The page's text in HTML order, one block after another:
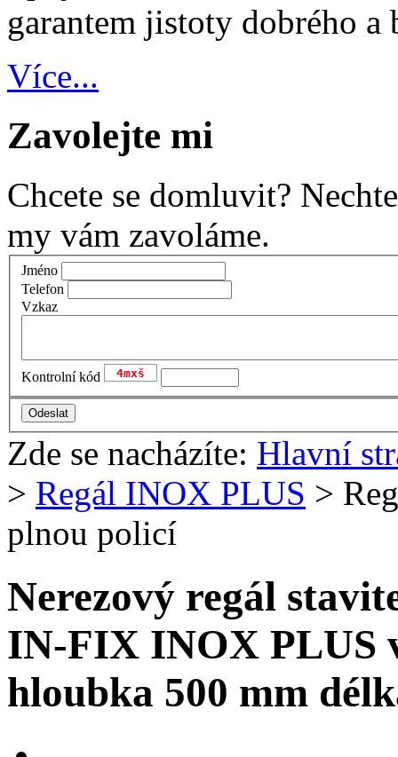
garantem jistoty dobrého a
Více...
Zavolejte mi
Chcete se domluvit?
my vám zavoláme.
Jméno
Telefon
Vzkaz
Kontrolní kód
Zde se nacházíte: Hlavní
> Regál INOX PLUS >
plnou policí
Nerezový regál
IN-FIX INOX PLUS
hloubka 500 mm